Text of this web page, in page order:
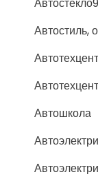
Автостиль,
Автошкола